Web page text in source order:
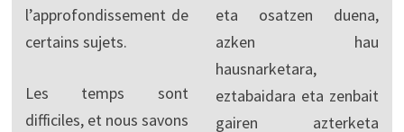
l’approfondissement de
certains sujets.
Les temps sont
difficiles, et nous savons
eta osatzen duena,
azken hau
hausnarketara,
eztabaidara eta zenbait
gairen azterketa